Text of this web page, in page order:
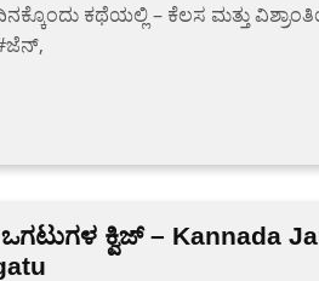
ಕಥೆಯಲ್ಲಿ – ಕೆಲಸ ಮತ್ತು
ಕ್ವಿಜ್ – Kannada